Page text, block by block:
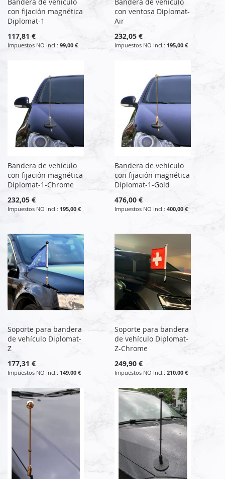
con fijación magnética
Diplomat-1
117,81 €
99,00 €
con ventosa Diplomat-
Air
232,05 €
195,00 €
Bandera de vehículo
con fijación magnética
Diplomat-1-Chrome
232,05 €
195,00 €
Bandera de vehículo
con fijación magnética
Diplomat-1-Gold
476,00 €
400,00 €
Soporte para bandera
de vehículo Diplomat-
Z
177,31 €
149,00 €
Soporte para bandera
de vehículo Diplomat-
Z-Chrome
249,90 €
210,00 €